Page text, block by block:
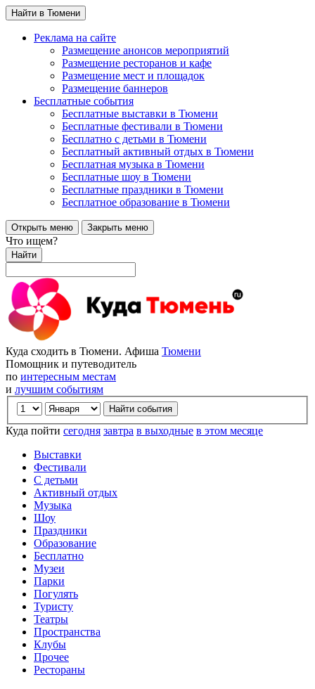
Найти в Тюмени
Реклама на сайте
Размещение анонсов мероприятий
Размещение ресторанов и кафе
Размещение мест и площадок
Размещение баннеров
Бесплатные события
Бесплатные выставки в Тюмени
Бесплатные фестивали в Тюмени
Бесплатно с детьми в Тюмени
Бесплатный активный отдых в Тюмени
Бесплатная музыка в Тюмени
Бесплатные шоу в Тюмени
Бесплатные праздники в Тюмени
Бесплатное образование в Тюмени
Открыть меню Закрыть меню
Что ищем?
Найти
Куда сходить в Тюмени. Афиша Тюмени
Помощник и путеводитель
по интересным местам
и лучшим событиям
Куда пойти сегодня завтра в выходные в этом месяце
Выставки
Фестивали
С детьми
Активный отдых
Музыка
Шоу
Праздники
Образование
Бесплатно
Музеи
Парки
Погулять
Туристу
Театры
Пространства
Клубы
Прочее
Рестораны